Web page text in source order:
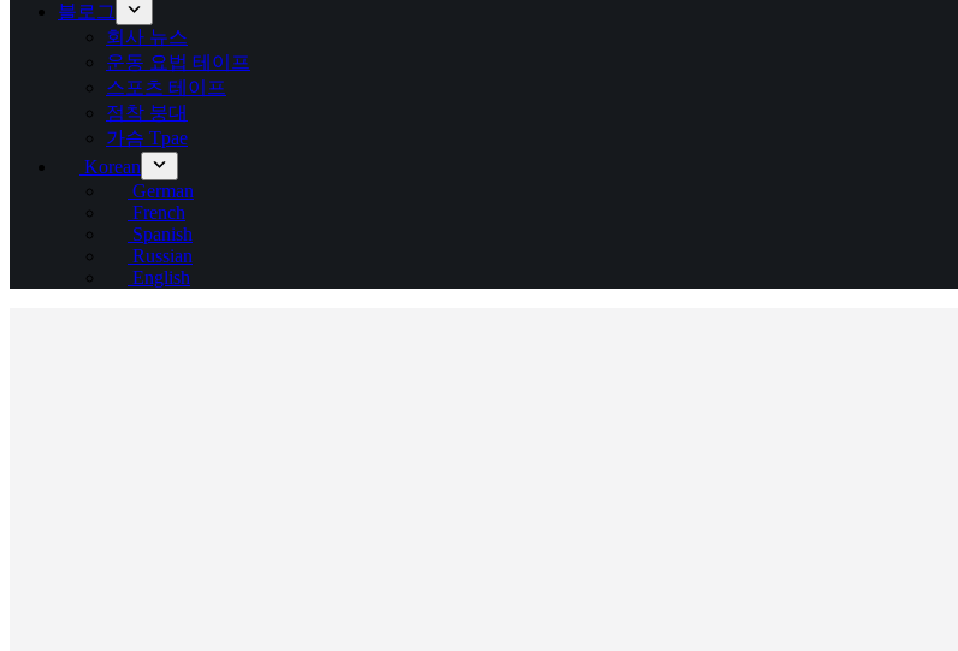
블로그
회사 뉴스
운동 요법 테이프
스포츠 테이프
점착 붕대
가슴 Tpae
Korean
German
French
Spanish
Russian
English